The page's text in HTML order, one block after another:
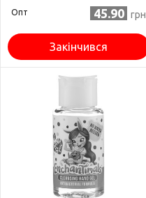
Опт 45.90 грн
Закінчився